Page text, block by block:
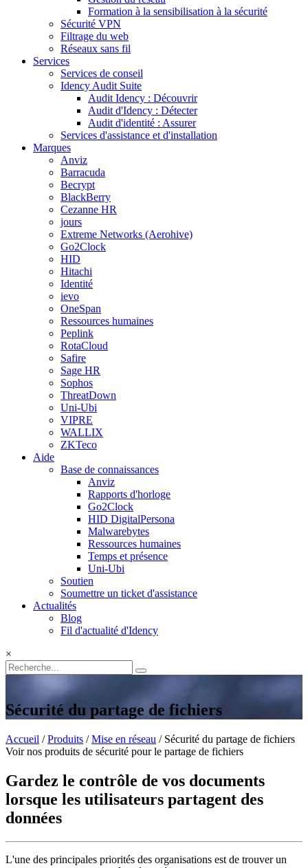
Formation à la sensibilisation à la sécurité
Sécurité VPN
Filtrage du web
Réseaux sans fil
Services
Services de conseil
Idency Audit Suite
Audit Idency : Découvrir
Audit d'Idency : Détecter
Audit d'identité : Assurer
Services d'assistance et d'installation
Marques
Anviz
Barracuda
Becrypt
BlackBerry
Cezanne HR
jours
Extreme Networks (Aerohive)
Go2Clock
HID
Hitachi
Identité
ievo
OneSpan
Ressources humaines
Peplink
RotaCloud
Safire
Sage HR
Sophos
ThreatDown
Uni-Ubi
VIPRE
WALLIX
ZKTeco
Aide
Base de connaissances
Anviz
Rapports d'horloge
Go2Clock
HID DigitalPersona
Malwarebytes
Ressources humaines
Temps et présence
Uni-Ubi
Soutien
Soumettre un ticket d'assistance
Actualités
Blog
Fil d'actualité d'Idency
×
Sécurité du partage de fichiers
Accueil /Produits /Mise en réseau / Sécurité du partage de fichiers
Voir nos produits de sécurité pour le partage de fichiers
Gardez le contrôle de vos documents
lorsque les utilisateurs partagent des
données
L'une des principales priorités des organisations est de trouver un